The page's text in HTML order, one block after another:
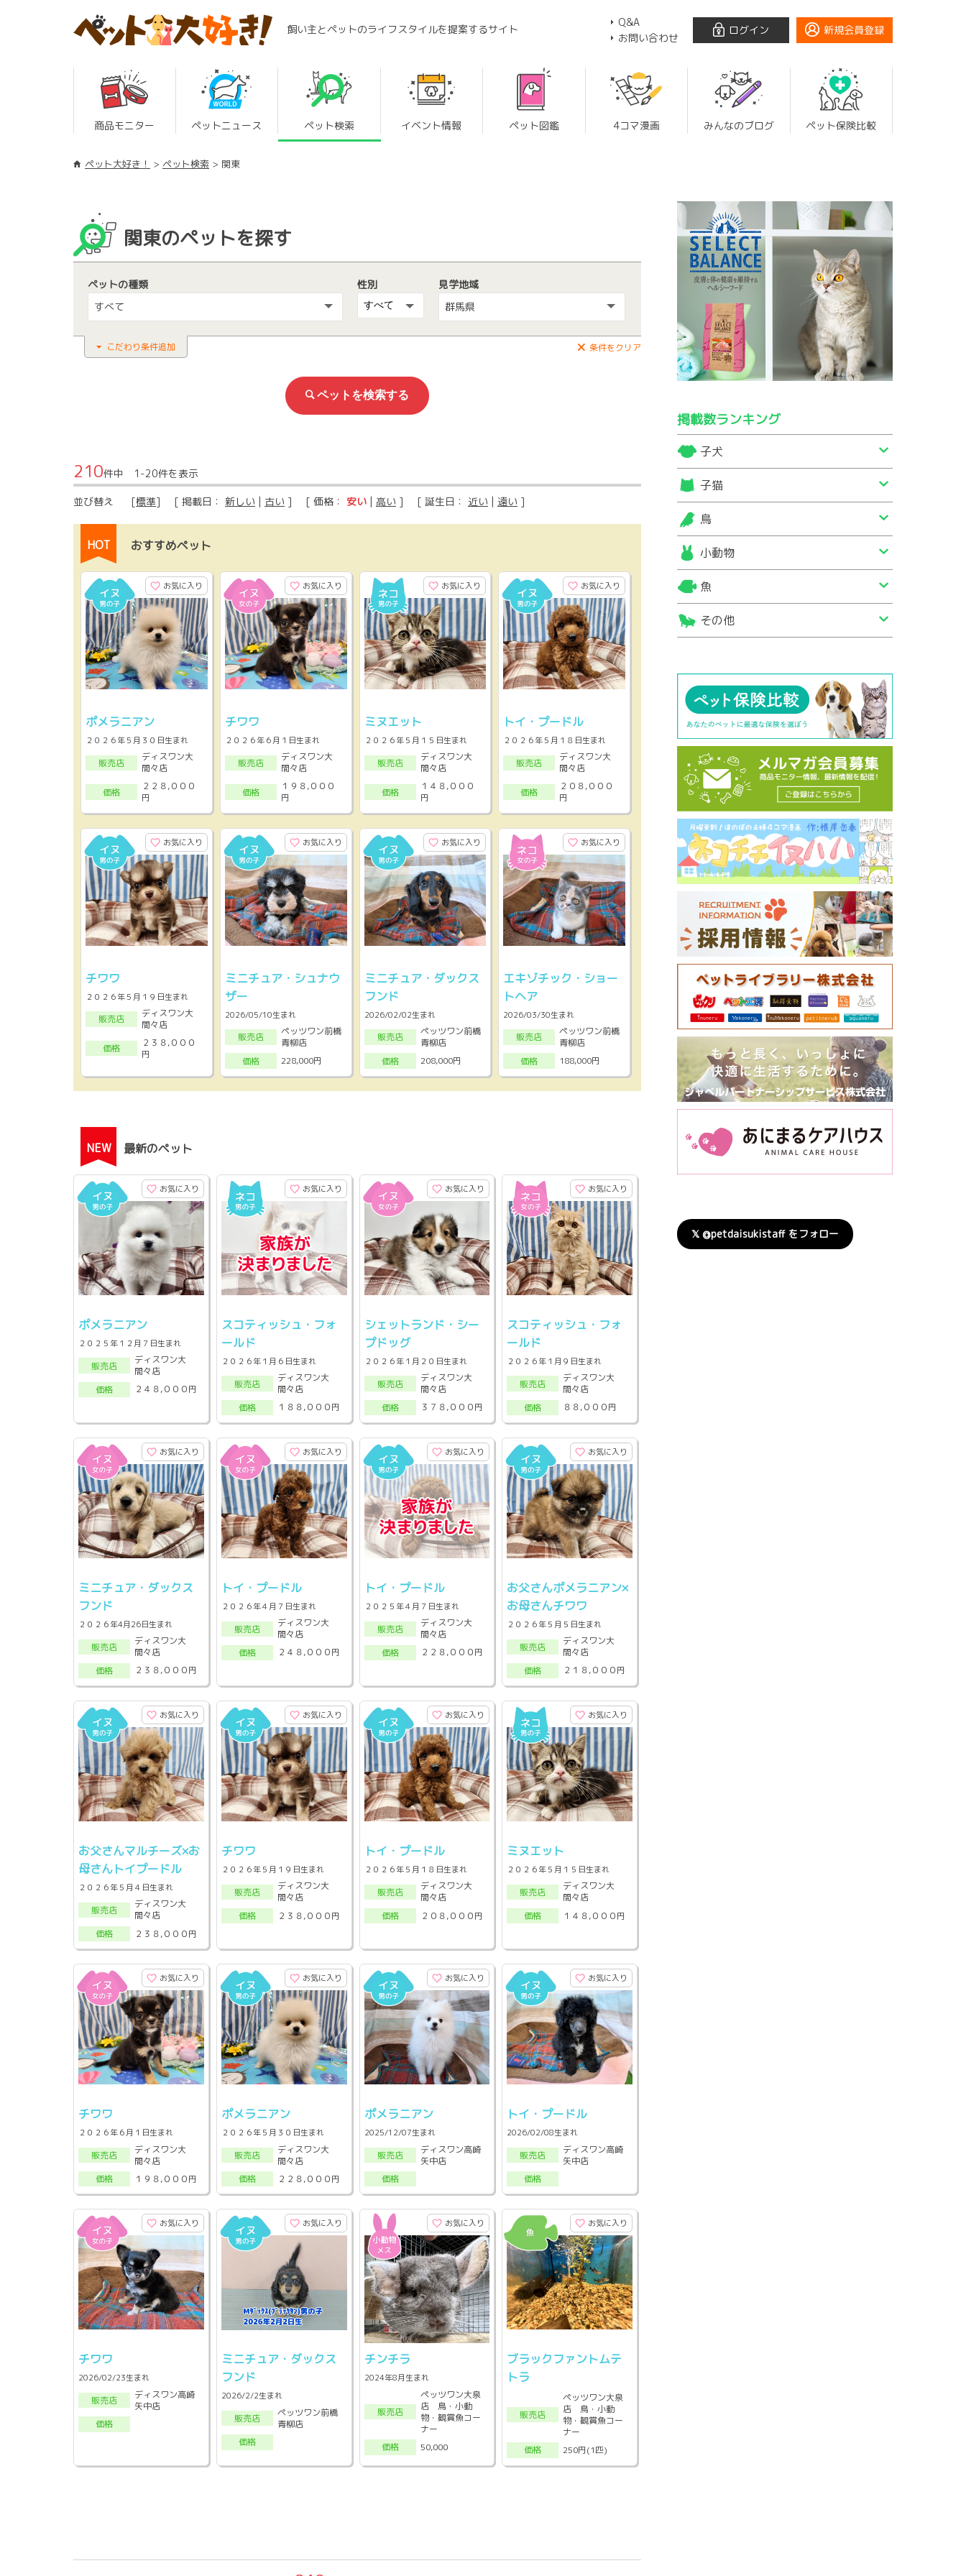
飼い主とペットのライフスタイルを提案するサイト
Q&A
お問い合わせ
ログイン 新規会員登録
商品モニター ペットニュース ペット検索 イベント情報 ペット図鑑 4コマ漫画 みんなのブログ ペット保険比較
ペット大好き！ ペット検索 関東
関東のペットを探す
ペットの種類
すべて
性別
見学地域
群馬県
こだわり条件追加 条件をクリア
210件中 1-20件を表示
並び替え [標準] [ 掲載日： 新しい | 古い ] [ 価格： 安い | 高い ] [ 誕生日： 近い | 遠い ]
HOT おすすめペット
お気に入り
ポメラニアン
２０２６年５月３０日生まれ
販売店
ディスワン大
間々店
価格
２２８,０００
円
お気に入り
チワワ
２０２６年６月１日生まれ
販売店
ディスワン大
間々店
価格
１９８,０００
円
お気に入り
ミヌエット
２０２６年５月１５日生まれ
販売店
ディスワン大
間々店
価格
１４８,０００
円
お気に入り
トイ・プードル
２０２６年５月１８日生まれ
販売店
ディスワン大
間々店
価格
２０８,０００
円
お気に入り
チワワ
２０２６年５月１９日生まれ
販売店
ディスワン大
間々店
価格
２３８,０００
円
お気に入り
ミニチュア・シュナウ
ザー
2026/05/10生まれ
販売店
ペッツワン前橋
青柳店
価格
228,000円
お気に入り
ミニチュア・ダックス
フンド
2026/02/02生まれ
販売店
ペッツワン前橋
青柳店
価格
208,000円
お気に入り
エキゾチック・ショー
トヘア
2026/03/30生まれ
販売店
ペッツワン前橋
青柳店
価格
188,000円
NEW 最新のペット
お気に入り
ポメラニアン
２０２５年１２月７日生まれ
販売店
ディスワン大
間々店
価格
２４８,０００円
お気に入り
スコティッシュ・フォ
ールド
２０２６年１月６日生まれ
販売店
ディスワン大
間々店
価格
１８８,０００円
お気に入り
シェットランド・シー
プドッグ
２０２６年１月２０日生まれ
販売店
ディスワン大
間々店
価格
３７８,０００円
お気に入り
スコティッシュ・フォ
ールド
２０２６年１月９日生まれ
販売店
ディスワン大
間々店
価格
８８,０００円
お気に入り
ミニチュア・ダックス
フンド
２０２６年4月26日生まれ
販売店
ディスワン大
間々店
価格
２３８,０００円
お気に入り
トイ・プードル
２０２６年４月７日生まれ
販売店
ディスワン大
間々店
価格
２４８,０００円
お気に入り
トイ・プードル
２０２５年４月７日生まれ
販売店
ディスワン大
間々店
価格
２２８,０００円
お気に入り
お父さんポメラニアン×
お母さんチワワ
２０２６年５月５日生まれ
販売店
ディスワン大
間々店
価格
２１８,０００円
お気に入り
お父さんマルチーズ×お
母さんトイプードル
２０２６年５月４日生まれ
販売店
ディスワン大
間々店
価格
２３８,０００円
お気に入り
チワワ
２０２６年５月１９日生まれ
販売店
ディスワン大
間々店
価格
２３８,０００円
お気に入り
トイ・プードル
２０２６年５月１８日生まれ
販売店
ディスワン大
間々店
価格
２０８,０００円
お気に入り
ミヌエット
２０２６年５月１５日生まれ
販売店
ディスワン大
間々店
価格
１４８,０００円
お気に入り
チワワ
２０２６年６月１日生まれ
販売店
ディスワン大
間々店
価格
１９８,０００円
お気に入り
ポメラニアン
２０２６年５月３０日生まれ
販売店
ディスワン大
間々店
価格
２２８,０００円
お気に入り
ポメラニアン
2025/12/07生まれ
販売店
ディスワン高崎
矢中店
価格
お気に入り
トイ・プードル
2026/02/08生まれ
販売店
ディスワン高崎
矢中店
価格
お気に入り
チワワ
2026/02/23生まれ
販売店
ディスワン高崎
矢中店
価格
お気に入り
ミニチュア・ダックス
フンド
2026/2/2生まれ
販売店
ペッツワン前橋
青柳店
価格
お気に入り
チンチラ
2024年8月生まれ
販売店
ペッツワン大泉
店 鳥・小動
物・観賞魚コー
ナー
価格
50,000
お気に入り
ブラックファントムテ
トラ
販売店
ペッツワン大泉
店 鳥・小動
物・観賞魚コー
ナー
価格
250円(1匹)
掲載数ランキング
子犬
子猫
鳥
小動物
魚
その他
𝕏 @petdaisukistaff をフォロー